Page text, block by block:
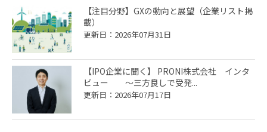
【注目分野】GXの動向と展望（企業リスト掲
載）
更新日：2026年07月31日
【IPO企業に聞く】 PRONI株式会社 インタ
ビュー ～三方良しで受発...
更新日：2026年07月17日